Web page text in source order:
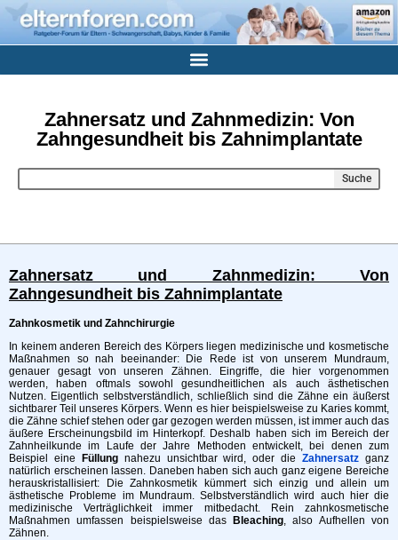
Zahnersatz und Zahnmedizin: Von
Zahngesundheit bis Zahnimplantate
Suche
Zahnersatz und Zahnmedizin: Von
Zahngesundheit bis Zahnimplantate
Zahnkosmetik und Zahnchirurgie
In keinem anderen Bereich des Körpers liegen medizinische und kosmetische
Maßnahmen so nah beeinander: Die Rede ist von unserem Mundraum,
genauer gesagt von unseren Zähnen. Eingriffe, die hier vorgenommen
werden, haben oftmals sowohl gesundheitlichen als auch ästhetischen
Nutzen. Eigentlich selbstverständlich, schließlich sind die Zähne ein äußerst
sichtbarer Teil unseres Körpers. Wenn es hier beispielsweise zu Karies kommt,
die Zähne schief stehen oder gar gezogen werden müssen, ist immer auch das
äußere Erscheinungsbild im Hinterkopf. Deshalb haben sich im Bereich der
Zahnheilkunde im Laufe der Jahre Methoden entwickelt, bei denen zum
Beispiel eine Füllungnahezu unsichtbar wird, oder dieZahnersatz ganz
natürlich erscheinen lassen. Daneben haben sich auch ganz eigene Bereiche
herauskristallisiert: Die Zahnkosmetik kümmert sich einzig und allein um
ästhetische Probleme im Mundraum. Selbstverständlich wird auch hier die
medizinische Verträglichkeit immer mitbedacht. Rein zahnkosmetische
Maßnahmen umfassen beispielsweise dasBleaching , also Aufhellen von
Zähnen.